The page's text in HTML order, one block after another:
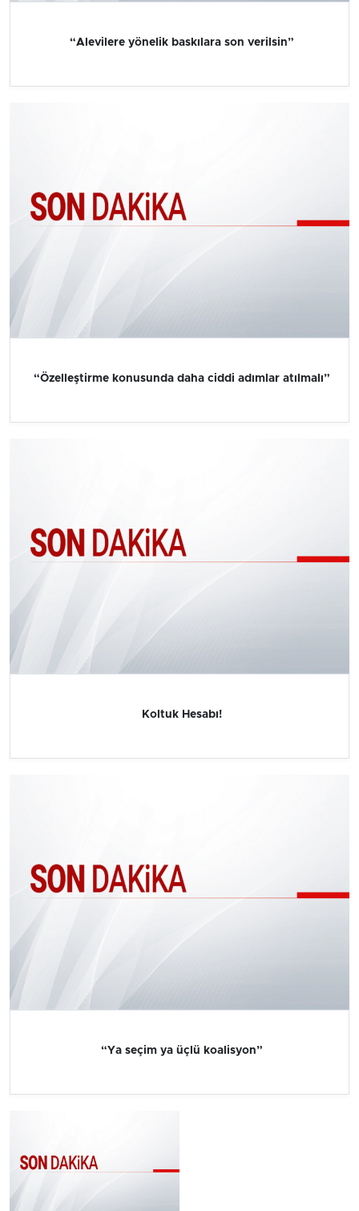
“Alevilere yönelik baskılara son verilsin”
“Özelleştirme konusunda daha ciddi adımlar atılmalı”
Koltuk Hesabı!
“Ya seçim ya üçlü koalisyon”